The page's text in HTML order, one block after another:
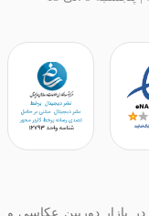
با رویکرد حضور در بازار دوربین عکاسی و